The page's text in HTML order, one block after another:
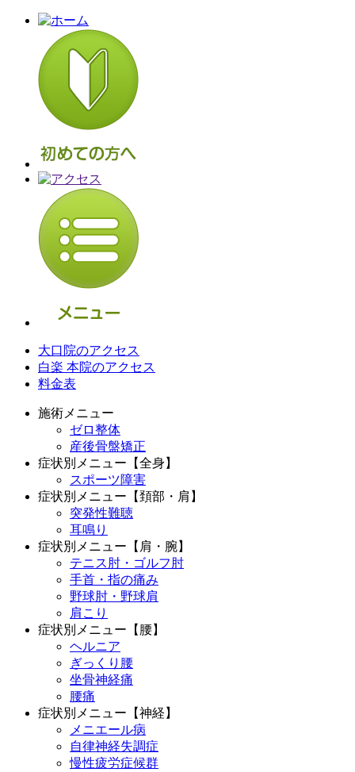
大口院のアクセス
白楽 本院のアクセス
料金表
施術メニュー
ゼロ整体
産後骨盤矯正
症状別メニュー【全身】
スポーツ障害
症状別メニュー【頚部・肩】
突発性難聴
耳鳴り
症状別メニュー【肩・腕】
テニス肘・ゴルフ肘
手首・指の痛み
野球肘・野球肩
肩こり
症状別メニュー【腰】
ヘルニア
ぎっくり腰
坐骨神経痛
腰痛
症状別メニュー【神経】
メニエール病
自律神経失調症
慢性疲労症候群